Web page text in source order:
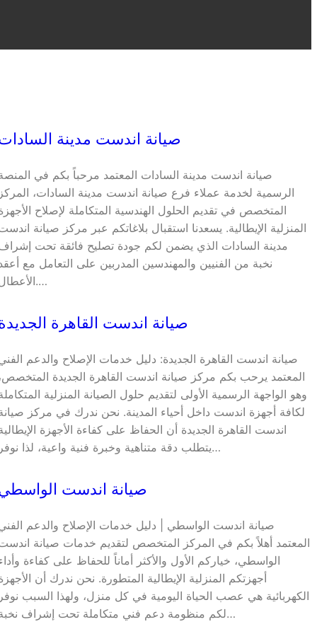
صيانة اندست مدينة
صيانة اندست مدينة السادات المعتمد مرحباً بكم في
الرسمية لخدمة عملاء فرع صيانة اندست مدينة السادات، المركز
المتخصص في تقديم الحلول الهندسية المتكاملة لإصلاح
المنزلية الإيطالية. يسعدنا استقبال بلاغاتكم عبر مركز صيانة
مدينة السادات الذي يضمن لكم جودة تصليح فائقة تحت
نخبة من الفنيين والمهندسين المدربين على التعامل مع
الأعطال.…
صيانة اندست القاهرة
صيانة اندست القاهرة الجديدة: دليل خدمات الإصلاح والدعم
المعتمد يرحب بكم مركز صيانة اندست القاهرة الجديدة
وهو الواجهة الرسمية الأولى لتقديم حلول الصيانة المنزلية
لكافة أجهزة اندست داخل أحياء المدينة. نحن ندرك في مركز
اندست القاهرة الجديدة أن الحفاظ على كفاءة الأجهزة
يتطلب دقة متناهية وخبرة فنية واعية، لذا نوفر…
صيانة اندست
صيانة اندست الواسطي | دليل خدمات الإصلاح والدعم
المعتمد أهلاً بكم في المركز المتخصص لتقديم خدمات صيانة
الواسطي، خياركم الأول والأكثر أماناً للحفاظ على كفاءة
أجهزتكم المنزلية الإيطالية المتطورة. نحن ندرك أن
الكهربائية هي عصب الحياة اليومية في كل منزل، ولهذا السبب نوفر
لكم منظومة دعم فني متكاملة تحت إشراف نخبة…